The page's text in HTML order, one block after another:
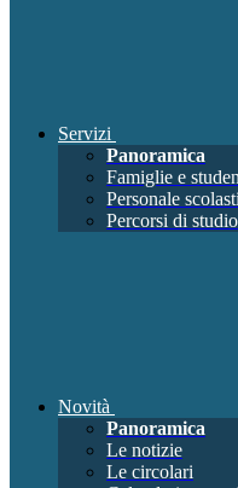
Servizi
Panoramica
Famiglie e
Personale
Percorsi di studio
Novità
Panoramica
Le notizie
Le circolari